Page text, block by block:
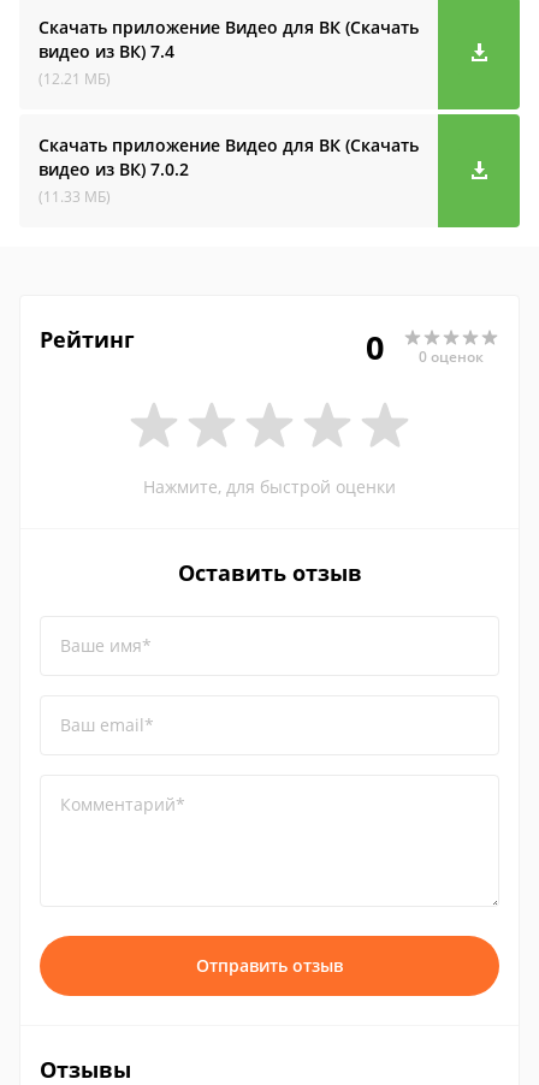
Скачать приложение Видео для ВК (Скачать
видео из ВК) 7.4
(12.21 МБ)
Скачать приложение Видео для ВК (Скачать
видео из ВК) 7.0.2
(11.33 МБ)
Рейтинг 0 0 оценок
Нажмите, для быстрой оценки
Оставить отзыв
Ваше имя*
Ваш email*
Комментарий*
Отправить отзыв
Отзывы